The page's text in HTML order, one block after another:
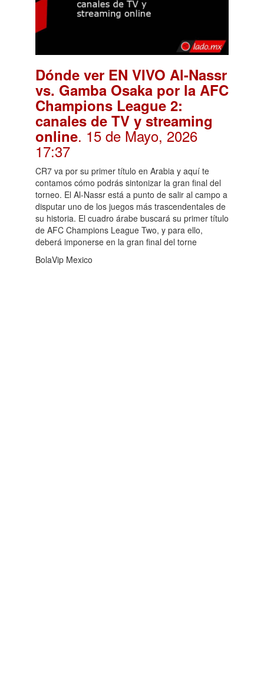
Dónde ver EN VIVO Al-Nassr
vs. Gamba Osaka por la AFC
Champions League 2:
canales de TV y streaming
online. 15 de Mayo, 2026
17:37
CR7 va por su primer título en Arabia y aquí te
contamos cómo podrás sintonizar la gran final del
torneo. El Al-Nassr está a punto de salir al campo a
disputar uno de los juegos más trascendentales de
su historia. El cuadro árabe buscará su primer título
de AFC Champions League Two, y para ello,
deberá imponerse en la gran final del torne
BolaVip Mexico